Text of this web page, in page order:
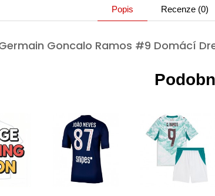
Popis Recenze (0)
Goncalo Ramos #9 Domácí